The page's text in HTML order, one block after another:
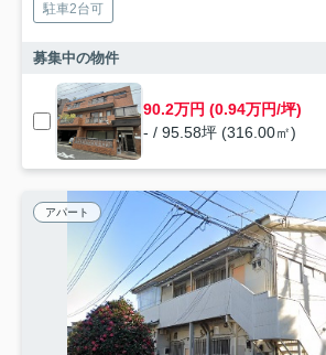
駐車2台可
募集中の物件
90.2万円 (0.94万円/坪)
- / 95.58坪 (316.00㎡)
アパート